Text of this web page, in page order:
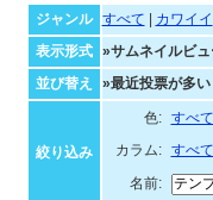
ジャンル すべて カワイイ
表示形式
»サムネイルビュ
並び替え
»最近投票が多い|
絞り込み
色: すべて
カラム:
すべて
名前: